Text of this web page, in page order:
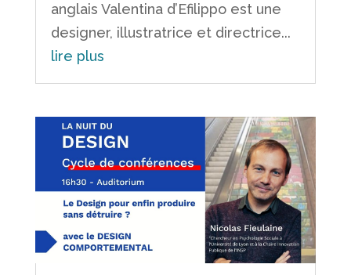
anglais Valentina d’Efilippo est une
designer, illustratrice et directrice...
lire plus